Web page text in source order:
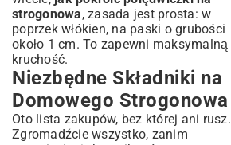
strogonowa, zasada jest prosta: w
poprzek włókien, na paski o grubości
około 1 cm. To zapewni maksymalną
kruchość.
Niezbędne Składniki na
Domowego Strogonowa
Oto lista zakupów, bez której ani rusz.
Zgromadźcie wszystko, zanim